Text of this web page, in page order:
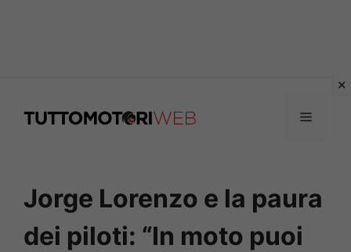
Menu
Jorge Lorenzo e la paura
dei piloti: “In moto puoi